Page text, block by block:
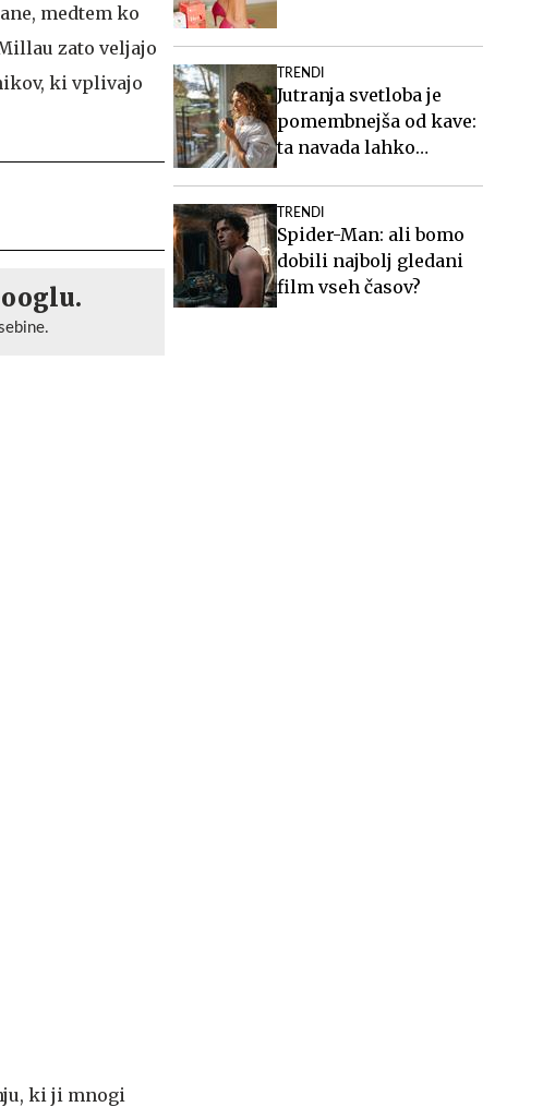
medtem ko
zato veljajo
ki vplivajo
ki ji mnogi
TRENDI
Jutranja svetloba je
pomembnejša od kave:
ta navada lahko
TRENDI
Spider-Man: ali bomo
dobili najbolj gledani
film vseh časov?